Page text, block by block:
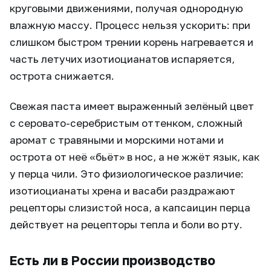
круговыми движениями, получая однородную
влажную массу. Процесс нельзя ускорить: при
слишком быстром трении корень нагревается и
часть летучих изотиоцианатов испаряется,
острота снижается.
Свежая паста имеет выраженный зелёный цвет
с серовато-серебристым оттенком, сложный
аромат с травяными и морскими нотами и
острота от неё «бьёт» в нос, а не жжёт язык, как
у перца чили. Это физиологическое различие:
изотиоцианаты хрена и васаби раздражают
рецепторы слизистой носа, а капсаицин перца
действует на рецепторы тепла и боли во рту.
Есть ли в России производство